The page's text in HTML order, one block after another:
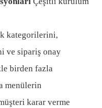
kategorilerini,
ve sipariş onay
birden fazla
menülerin
karar verme